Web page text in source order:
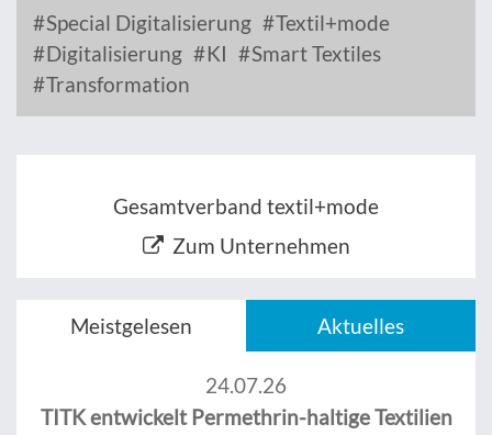
Special Digitalisierung
Textil+mode
Digitalisierung
KI
Smart Textiles
Transformation
Gesamtverband textil+mode
Zum Unternehmen
Meistgelesen Aktuelles
24.07.26
TITK entwickelt Permethrin-haltige Textilien